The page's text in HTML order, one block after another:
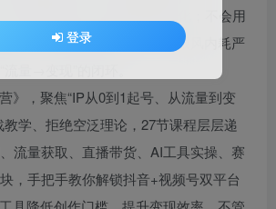
懂带货逻辑，有流量也难转化；不会用
力；找不到精准赛道，盲目跟风内耗严
量→变现”的闭环。
》，聚焦“IP从0到1起号、从流量到变
学、拒绝空泛理论，27节课程层层递
流量获取、直播带货、AI工具实操、赛
，手把手教你解锁抖音+视频号双平台
登录